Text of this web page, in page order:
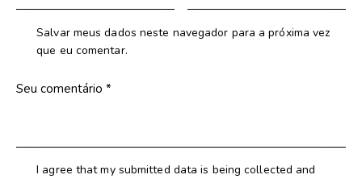
Salvar meus dados neste navegador para a próxima vez
que eu comentar.
I agree that my submitted data is being collected and